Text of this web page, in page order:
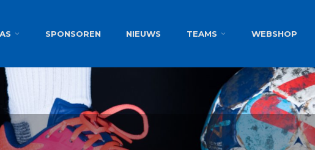
SPONSOREN NIEUWS TEAMS WEBSHOP